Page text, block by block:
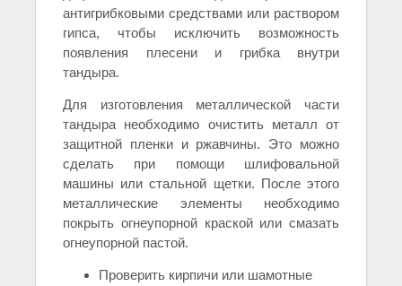
антигрибковыми средствами или раствором
гипса, чтобы исключить возможность
появления плесени и грибка внутри
тандыра.
Для изготовления металлической части
тандыра необходимо очистить металл от
защитной пленки и ржавчины. Это можно
сделать при помощи шлифовальной
машины или стальной щетки. После этого
металлические элементы необходимо
покрыть огнеупорной краской или смазать
огнеупорной пастой.
Проверить кирпичи или шамотные